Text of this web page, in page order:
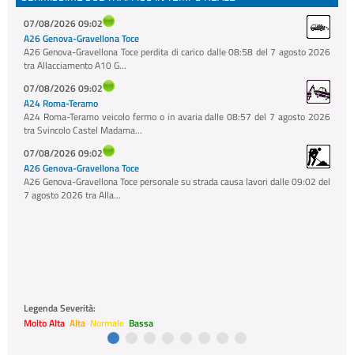
07/08/2026 09:02
A26 Genova-Gravellona Toce
A26 Genova-Gravellona Toce perdita di carico dalle 08:58 del 7 agosto 2026
tra Allacciamento A10 G...
07/08/2026 09:02
A24 Roma-Teramo
A24 Roma-Teramo veicolo fermo o in avaria dalle 08:57 del 7 agosto 2026
tra Svincolo Castel Madama...
07/08/2026 09:02
A26 Genova-Gravellona Toce
A26 Genova-Gravellona Toce personale su strada causa lavori dalle 09:02 del
7 agosto 2026 tra Alla...
Legenda Severità:
Molto Alta Alta Normale Bassa